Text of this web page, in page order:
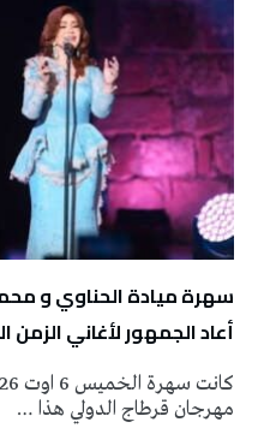
سهرة ميادة الحناوي و
أعاد الجمهور لأغاني الزمن
مهرجان قرطاج الدولي هذا …